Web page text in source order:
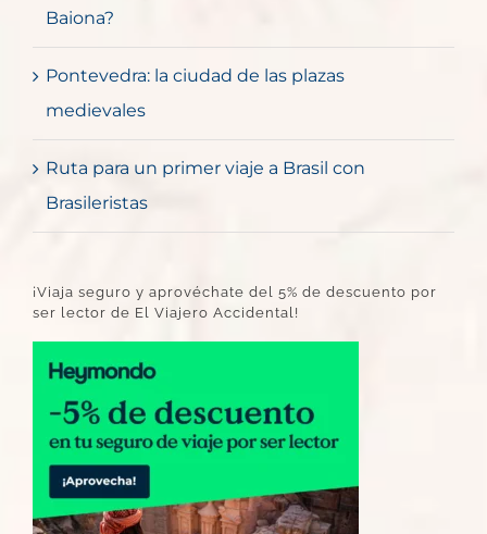
Baiona?
Pontevedra: la ciudad de las plazas
medievales
Ruta para un primer viaje a Brasil con
Brasileristas
¡Viaja seguro y aprovéchate del 5% de descuento por
ser lector de El Viajero Accidental!